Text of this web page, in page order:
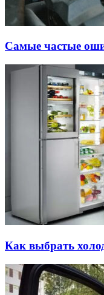
Самые частые
Как выбрать